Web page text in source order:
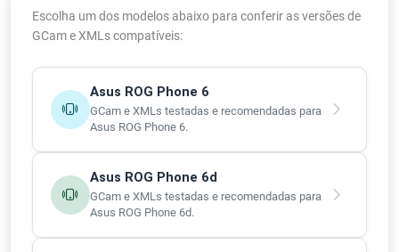
Escolha um dos modelos abaixo para conferir as versões de
GCam e XMLs compatíveis:
Asus ROG Phone 6
GCam e XMLs testadas e recomendadas para
Asus ROG Phone 6.
Asus ROG Phone 6d
GCam e XMLs testadas e recomendadas para
Asus ROG Phone 6d.